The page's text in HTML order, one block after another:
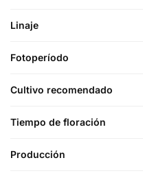
Linaje
Fotoperíodo
Cultivo recomendado
Tiempo de floración
Producción